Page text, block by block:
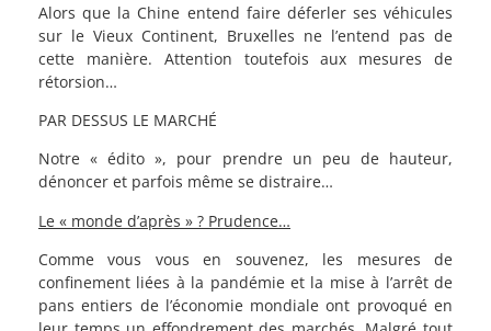
Alors que la Chine entend faire déferler ses véhicules
sur le Vieux Continent, Bruxelles ne l’entend pas de
cette manière. Attention toutefois aux mesures de
rétorsion…
PAR DESSUS LE MARCHÉ
Notre « édito », pour prendre un peu de hauteur,
dénoncer et parfois même se distraire…
Le « monde d’après » ? Prudence…
Comme vous vous en souvenez, les mesures de
confinement liées à la pandémie et la mise à l’arrêt de
pans entiers de l’économie mondiale ont provoqué en